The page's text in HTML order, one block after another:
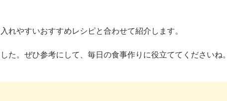
れやすいおすすめレシピと合わせて紹介します。
。ぜひ参考にして、毎日の食事作りに役立ててくださいね。